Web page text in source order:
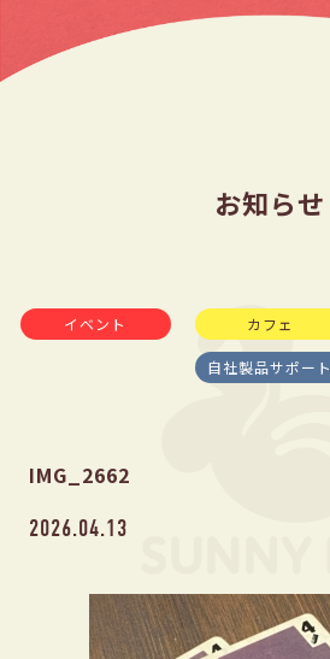
お知らせ
イベント カフェ
自社製品サポート
IMG_2662
2026.04.13